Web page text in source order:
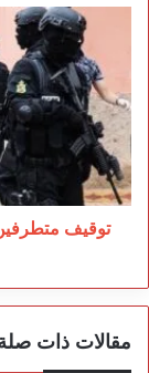
توقيف
متطرفين
مواليين
لتنظيم
“داعش”
الإرهابي
بكل
من
ميدلت
واليوسفية
توقيف
مقالات ذات